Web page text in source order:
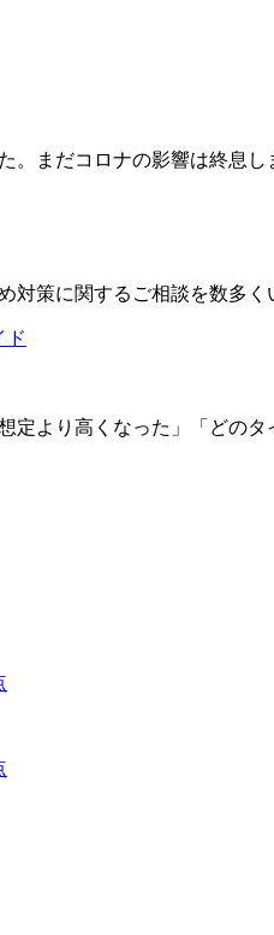
。まだコロナの影響は終息
対策に関するご相談を数多
定より高くなった」「どの